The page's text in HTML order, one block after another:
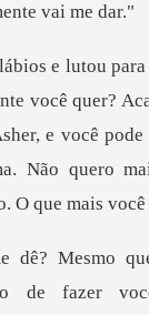
quer?
e você pode
de fazer